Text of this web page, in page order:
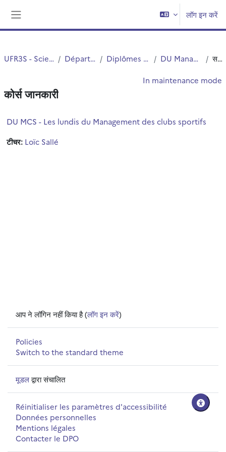
लॉग इन करें
UFR3S - Sciences de Santé et du Sport Département UFR3S - SSEP Diplômes Universitaires, AUEC et CU DU Management des clubs sportifs सन्क्षिप्त विवरण
In maintenance mode
कोर्स जानकारी
DU MCS - Les lundis du Management des clubs sportifs
टीचर: Loïc Sallé
आप ने लॉगिन नहीं किया है (लॉग इन करें)
Policies
Switch to the standard theme
मूडलद्वारा संचालित
Réinitialiser les paramètres d'accessibilité
Données personnelles
Mentions légales
Contacter le DPO